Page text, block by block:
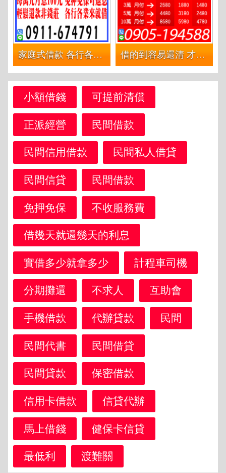
家庭式借款 各行各業來就借 | 每萬元月息100元 免押免保可退息 輕鬆還款 借的到容易還清 才是借貸的重點| 可代償高利 借1萬分12期攤還 本金+利息880起
小額借錢 可提前清償
正派經營 民間借款
民間信用借款 民間私人借貸
民間信貸 民間借款
免押免保 不收服務費
借幾天就還幾天的利息
實借多少就拿多少 計程車司機
分期攤還 不求人 互助會
手機借款 代辦貸款 民間
民間代書 民間借貸
民間貸款 保密借款
信用卡借款 信貸代辦
馬上借錢 健保卡信貸
最低利 渡難關